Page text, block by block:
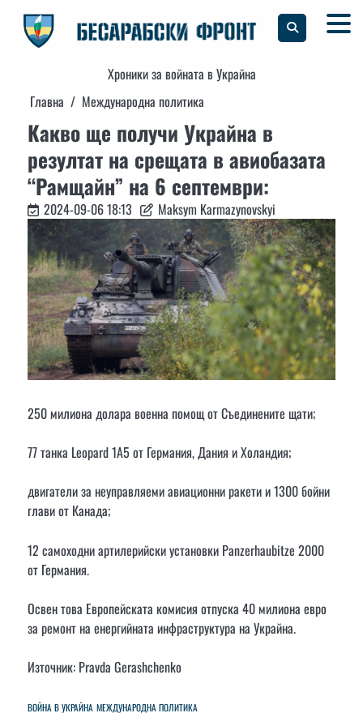
content
Хроники за войната в Украйна
Главна
Международна политика
Какво ще получи Украйна в
резултат на срещата в авиобазата
“Рамщайн” на 6 септември:
2024-09-06 18:13 Maksym Karmazynovskyi
250 милиона долара военна помощ от Съединените щати;
77 танка Leopard 1A5 от Германия, Дания и Холандия;
двигатели за неуправляеми авиационни ракети и 1300 бойни
глави от Канада;
12 самоходни артилерийски установки Panzerhaubitze 2000
от Германия.
Освен това Европейската комисия отпуска 40 милиона евро
за ремонт на енергийната инфраструктура на Украйна.
Източник: Pravda Gerashchenko
ВОЙНА В УКРАЙНА МЕЖДУНАРОДНА ПОЛИТИКА